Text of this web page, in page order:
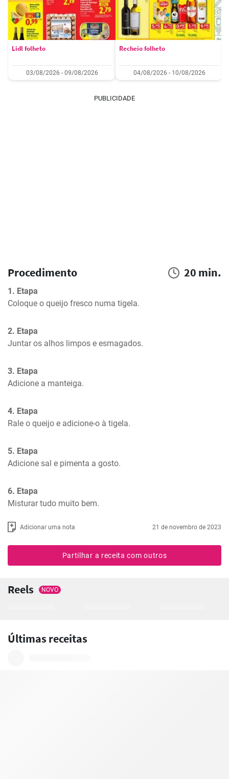
Lidl folheto
03/08/2026 - 09/08/2026
Recheio folheto
04/08/2026 - 10/08/2026
PUBLICIDADE
Procedimento 20 min.
1. Etapa
Coloque o queijo fresco numa tigela.
2. Etapa
Juntar os alhos limpos e esmagados.
3. Etapa
Adicione a manteiga.
4. Etapa
Rale o queijo e adicione-o à tigela.
5. Etapa
Adicione sal e pimenta a gosto.
6. Etapa
Misturar tudo muito bem.
Adicionar uma nota 21 de novembro de 2023
Partilhar a receita com outros
Reels NOVO
Últimas receitas